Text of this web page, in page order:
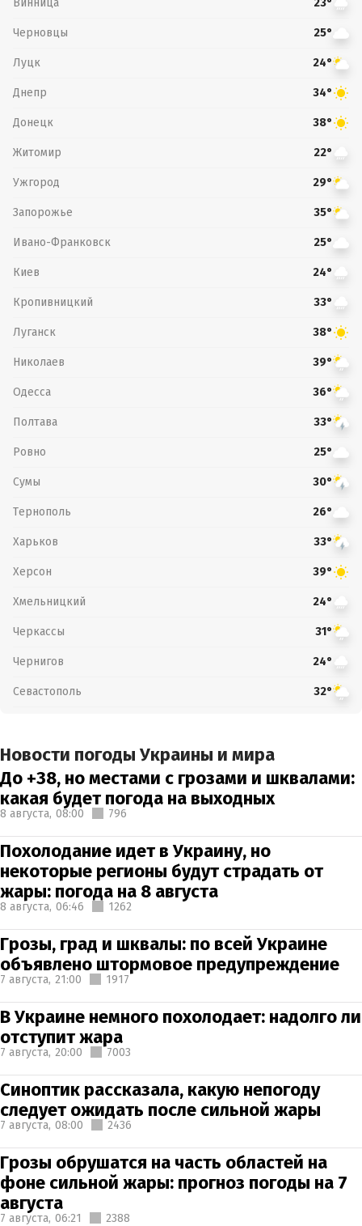
23°
Черновцы 25°
Луцк 24°
Днепр 34°
Донецк 38°
Житомир 22°
Ужгород 29°
Запорожье 35°
Ивано-Франковск 25°
Киев 24°
Кропивницкий 33°
Луганск 38°
Николаев 39°
Одесса 36°
Полтава 33°
Ровно 25°
Сумы 30°
Тернополь 26°
Харьков 33°
Херсон 39°
Хмельницкий 24°
Черкассы 31°
Чернигов 24°
Севастополь 32°
Новости погоды Украины и мира
До +38, но местами с грозами и шквалами:
какая будет погода на выходных
8 августа, 08:00 796
Похолодание идет в Украину, но
некоторые регионы будут страдать от
жары: погода на 8 августа
8 августа, 06:46 1262
Грозы, град и шквалы: по всей Украине
объявлено штормовое предупреждение
7 августа, 21:00 1917
В Украине немного похолодает: надолго ли
отступит жара
7 августа, 20:00 7003
Синоптик рассказала, какую непогоду
следует ожидать после сильной жары
7 августа, 08:00 2436
Грозы обрушатся на часть областей на
фоне сильной жары: прогноз погоды на 7
августа
7 августа, 06:21 2388